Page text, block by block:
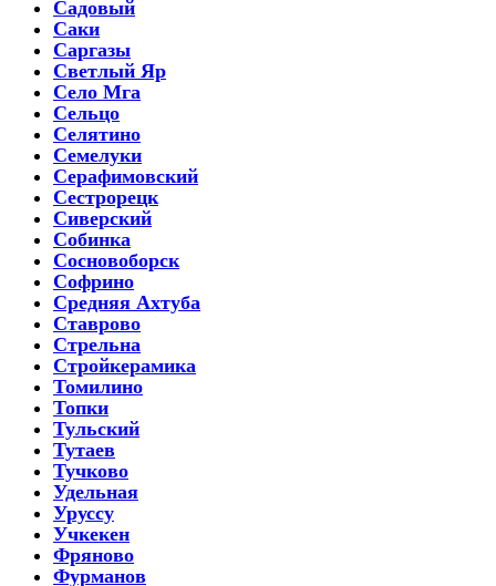
Садовый
Саки
Саргазы
Светлый Яр
Село Мга
Сельцо
Селятино
Семелуки
Серафимовский
Сестрорецк
Сиверский
Собинка
Сосновоборск
Софрино
Средняя Ахтуба
Ставрово
Стрельна
Стройкерамика
Томилино
Топки
Тульский
Тутаев
Тучково
Удельная
Уруссу
Учкекен
Фряново
Фурманов